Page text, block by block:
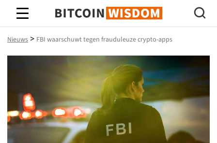
Bitcoin-wijsheid
Nieuws > FBI waarschuwt tegen frauduleuze crypto-apps